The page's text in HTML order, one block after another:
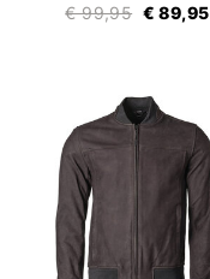
€ 99,95 € 89,95